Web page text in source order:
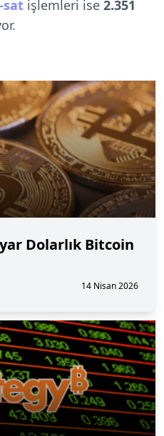
sat işlemleri ise 2.351
Dolarlık Bitcoin
14 Nisan 2026